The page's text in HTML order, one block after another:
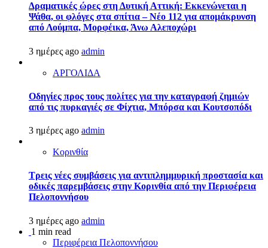
Δραματικές ώρες στη Δυτική Αττική: Εκκενώνεται η
Ψάθα, οι φλόγες στα σπίτια – Νέο 112 για απομάκρυνση
από Λούμπα, Μορφέικα, Άνω Αλεποχώρι
3 ημέρες ago admin
ΑΡΓΟΛΙΔΑ
Οδηγίες προς τους πολίτες για την καταγραφή ζημιών
από τις πυρκαγιές σε Φίχτια, Μπόρσα και Κουτσοπόδι
3 ημέρες ago admin
Κορινθία
Τρεις νέες συμβάσεις για αντιπλημμυρική προστασία και
οδικές παρεμβάσεις στην Κορινθία από την Περιφέρεια
Πελοποννήσου
3 ημέρες ago admin
1 min read
Περιφέρεια Πελοποννήσου